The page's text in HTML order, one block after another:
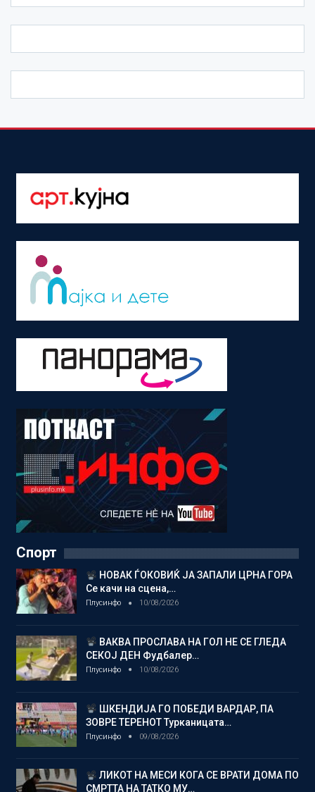
Спорт
НОВАК ЃОКОВИЌ ЈА ЗАПАЛИ ЦРНА ГОРА
Се качи на сцена,…
Плусинфо 10/08/2026
ВАКВА ПРОСЛАВА НА ГОЛ НЕ СЕ ГЛЕДА
СЕКОЈ ДЕН Фудбалер…
Плусинфо 10/08/2026
ШКЕНДИЈА ГО ПОБЕДИ ВАРДАР, ПА
ЗОВРЕ ТЕРЕНОТ Турканицата…
Плусинфо 09/08/2026
ЛИКОТ НА МЕСИ КОГА СЕ ВРАТИ ДОМА ПО
СМРТТА НА ТАТКО МУ…